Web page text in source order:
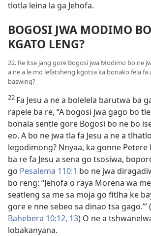
tlotla leina la ga Jehofa.
BOGOSI JWA MODIMO
KGATO LENG?
22. Re itse jang gore Bogosi jwa Modimo bo ne
a ne a le mo lefatsheng kgotsa ka bonako fela fa
baswing?
22 Fa Jesu a ne a bolelela barutwa ba
rapele ba re, “A bogosi jwa gago bo
bonala sentle gore Bogosi bo ne bo
eo. A bo ne jwa tla fa Jesu a ne a
legodimong? Nnyaa, ka gonne Petere
ba re fa Jesu a sena go tsosiwa,
go Pesalema 110:1 bo ne jwa
bo reng: “Jehofa o raya Morena wa
seatleng sa me sa moja go fitlha ke
gore e nne sebeo sa dinao tsa gago.’” (
Bahebera 10:12, 13) O ne a
lobakanyana.